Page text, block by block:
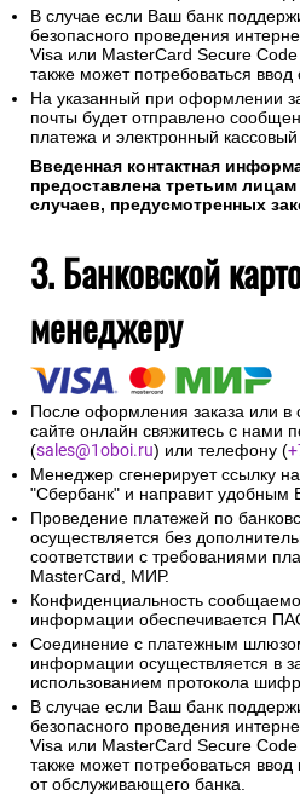
В случае если Ваш банк
безопасного проведения
Visa или MasterCard Secure
также может потребоваться
На указанный при оформлении
почты будет отправлено
платежа и электронный кассовый
Введенная контактная
предоставлена третьим
случаев, предусмотренных
3. Банковской
менеджеру
После оформления заказа или в
сайте онлайн свяжитесь с нами
(sales@1oboi.ru) или телефону (
Менеджер сгенерирует ссылку
"Сбербанк" и направит удобным
Проведение платежей по
осуществляется без
соответствии с требованиями
MasterCard, МИР.
Конфиденциальность
информации обеспечивается
Соединение с платежным
информации осуществляется в
использованием протокола
В случае если Ваш банк
безопасного проведения
Visa или MasterCard Secure
также может потребоваться
от обслуживающего банка.